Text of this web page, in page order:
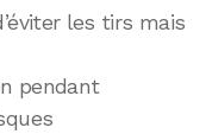
les tirs mais
pendant